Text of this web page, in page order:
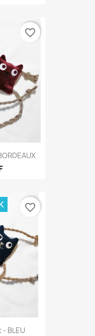
favorite_border
BLEU
favorite_border